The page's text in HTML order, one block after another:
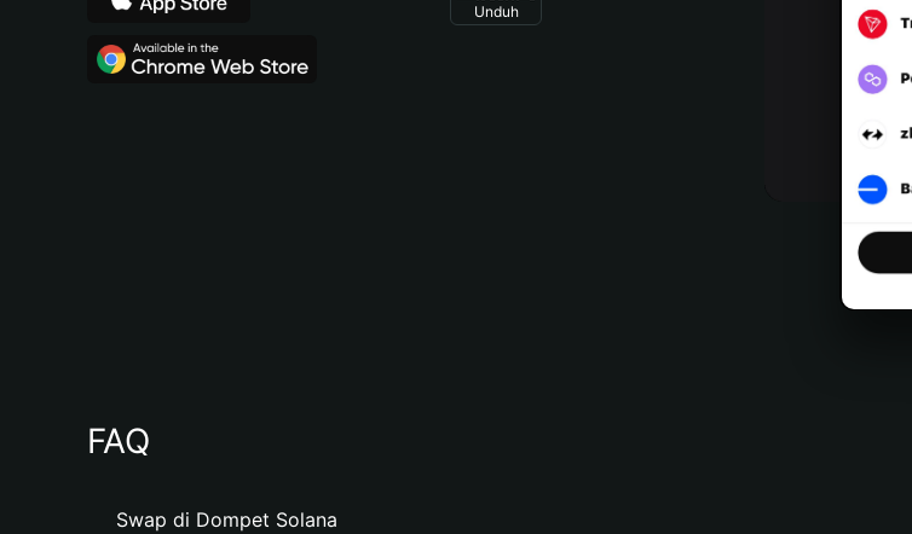
Unduh
FAQ
Swap di Dompet Solana